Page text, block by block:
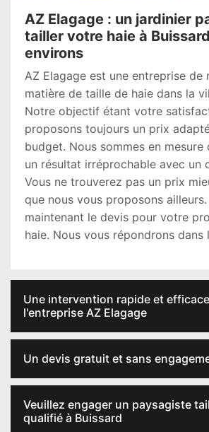
AZ Elagage : un jardinier
tailler votre haie à
environs
AZ Elagage est une entreprise de
matière de taille de haie dans la
Notre objectif étant votre
proposons toujours un prix
budget. Nous sommes en
un résultat irréprochable avec un
Vous ne trouverez pas un prix
que nous vous proposons
maintenant le devis pour votre
haie. Nous vous répondrons dans
Une intervention rapide et
l'entreprise AZ Elagage
Un devis gratuit et sans
Veuillez engager un paysagiste
qualifié à Buissard